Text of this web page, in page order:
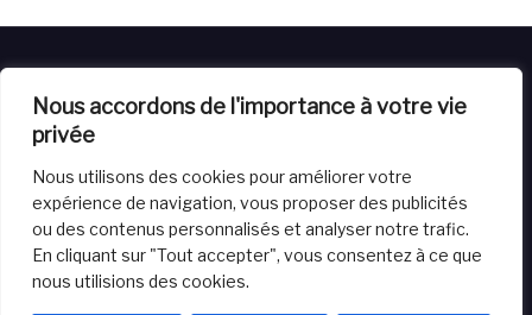
Nous accordons de l'importance à votre vie
privée
Nous utilisons des cookies pour améliorer votre
expérience de navigation, vous proposer des publicités
ou des contenus personnalisés et analyser notre trafic.
En cliquant sur "Tout accepter", vous consentez à ce que
nous utilisions des cookies.
Livraison Retours
Conditions générales de vente
Powered byHouse of Balloon
Website crafted by Virtuals
Vision